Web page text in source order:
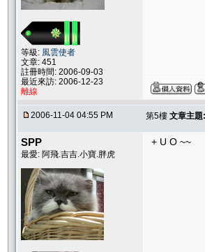
等級: 風雲使者
文章: 451
註冊時間: 2006-09-03
最近來訪: 2006-12-23
離線
2006-11-04 04:55 PM 第5樓 文章主題:
SPP
最愛: 阿飛.吉吉.小寶.胖虎
+ U O ~~